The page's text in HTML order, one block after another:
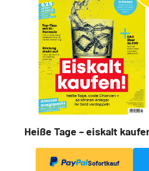
Heiße Tage – eiskalt
Sofortkauf